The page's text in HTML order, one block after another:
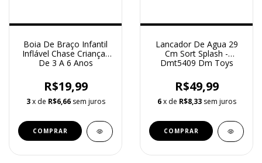
Boia De Braço Infantil
Inflável Chase Crianças
De 3 A 6 Anos
R$19,99
3 x de R$6,66 sem juros
Lancador De Agua 29
Cm Sort Splash -
Dmt5409 Dm Toys
R$49,99
6 x de R$8,33 sem juros